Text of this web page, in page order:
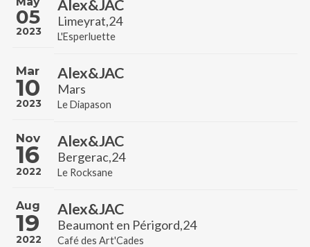
05
2023
Alex&JAC
Limeyrat,24
L'Esperluette
Mar
10
2023
Alex&JAC
Mars
Le Diapason
Nov
16
2022
Alex&JAC
Bergerac,24
Le Rocksane
Aug
19
2022
Alex&JAC
Beaumont en Périgord,24
Café des Art'Cades